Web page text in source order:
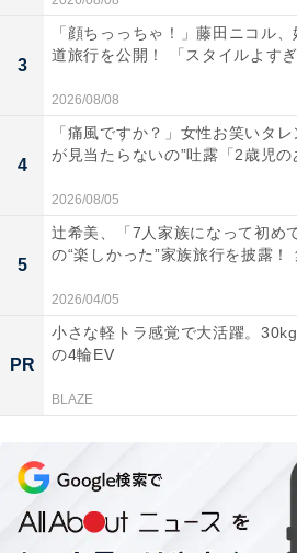
3
「顔ちっっちゃ！」藤田ニコル
道旅行を公開！ 「スタイルよす
2026/08/08
4
「痛風ですか？」女性お笑いタ
が見当たらないの”吐露「2歳児
2026/08/05
5
辻希美、「7人家族になって初め
の“楽しかった”家族旅行を披露！
2026/04/05
PR
小さな軽トラ感覚で大活躍。
の4輪EV
BLAZE